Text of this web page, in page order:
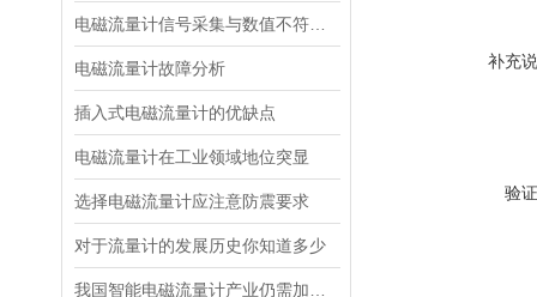
电磁流量计故障分析
插入式电磁流量计的优缺点
电磁流量计在工业领域地位突显
选择电磁流量计应注意防震要求
对于流量计的发展历史你知道多少
补充
验